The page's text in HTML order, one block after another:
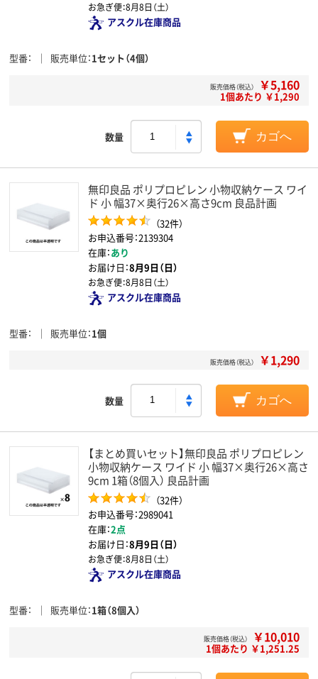
お急ぎ便：8月8日（土）
アスクル在庫商品
型番 販売単位 1セット（4個）
販売価格（税込） ￥5,160
1個あたり ￥1,290
数量 カゴへ
無印良品 ポリプロピレン 小物収納ケース ワイ
ド 小 幅37×奥行26×高さ9cm 良品計画
（32件）
お申込番号：2139304
在庫：あり
お届け日：8月9日（日）
お急ぎ便：8月8日（土）
アスクル在庫商品
型番 販売単位 1個
販売価格（税込） ￥1,290
数量 カゴへ
【まとめ買いセット】無印良品 ポリプロピレン
小物収納ケース ワイド 小 幅37×奥行26×高さ
9cm 1箱（8個入） 良品計画
（32件）
お申込番号：2989041
在庫：2点
お届け日：8月9日（日）
お急ぎ便：8月8日（土）
アスクル在庫商品
型番 販売単位 1箱（8個入）
販売価格（税込） ￥10,010
1個あたり ￥1,251.25